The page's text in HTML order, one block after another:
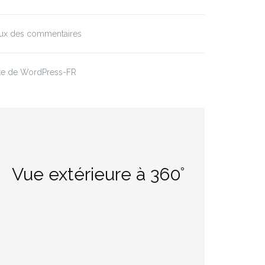
des commentaires
de WordPress-FR
Vue extérieure à 360°